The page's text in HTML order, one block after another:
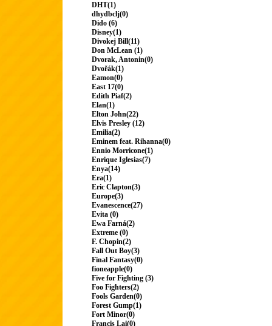
DHT(1)
dhydbclj(0)
Dido (6)
Disney(1)
Divokej Bill(11)
Don McLean (1)
Dvorak, Antonin(0)
Dvořák(1)
Eamon(0)
East 17(0)
Edith Piaf(2)
Elan(1)
Elton John(22)
Elvis Presley (12)
Emilia(2)
Eminem feat. Rihanna(0)
Ennio Morricone(1)
Enrique Iglesias(7)
Enya(14)
Era(1)
Eric Clapton(3)
Europe(3)
Evanescence(27)
Evita (0)
Ewa Farná(2)
Extreme (0)
F. Chopin(2)
Fall Out Boy(3)
Final Fantasy(0)
fioneapple(0)
Five for Fighting (3)
Foo Fighters(2)
Fools Garden(0)
Forest Gump(1)
Fort Minor(0)
Francis Lai(0)